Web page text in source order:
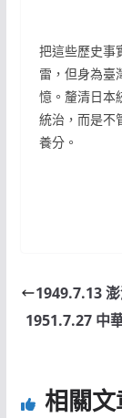
把這些歷史事
雷，但身為臺
憶。釐清日本
統治，而是不
養分。
1949.7.13
1951.7.27 中
相關文